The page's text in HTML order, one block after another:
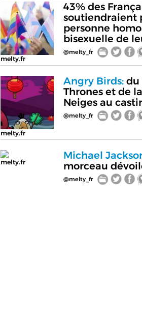
ABONNEZ-VOUS À LA
SUIVEZ NOUS:
< RETOUR À L'ACCUEIL
melty.fr
43% des
soutiendraient
personne
bisexuelle de
@melty_fr
melty.fr
Angry Birds:du
Thrones et de
Neiges au
@melty_fr
melty.fr
Michael
morceau
@melty_fr